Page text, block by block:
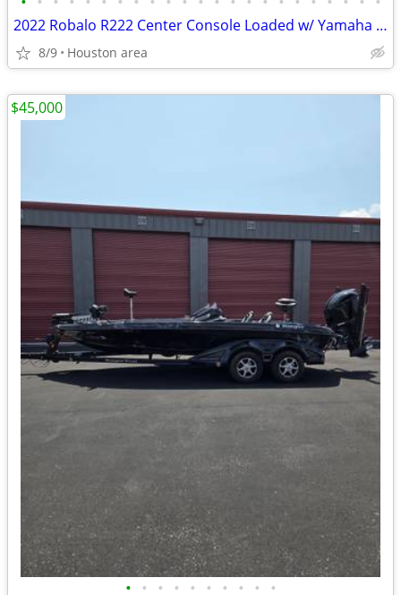
2022 Robalo R222 Center Console Loaded w/ Yamaha F250hp SHO & Trailer
8/9 Houston area
• • • • • • • • • •
$45,000